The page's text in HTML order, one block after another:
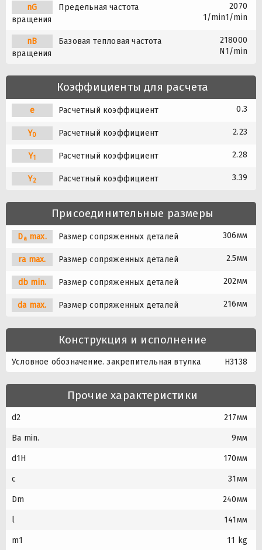
nG
Предельная частота
вращения
2070
1/min1/min
nB
Базовая тепловая частота
вращения
218000
N1/min
Коэффициенты для расчета
e Расчетный коэффициент 0.3
Y0 Расчетный коэффициент 2.23
Y1 Расчетный коэффициент 2.28
Y2 Расчетный коэффициент 3.39
Присоединительные размеры
Damax. Размер сопряженных деталей 306мм
ra max. Размер сопряженных деталей 2.5мм
db min. Размер сопряженных деталей 202мм
da max. Размер сопряженных деталей 216мм
Конструкция и исполнение
Условное обозначение. закрепительная втулка H3138
Прочие характеристики
d2 217мм
Ba min. 9мм
d1H 170мм
c 31мм
Dm 240мм
l 141мм
m1 11 kg